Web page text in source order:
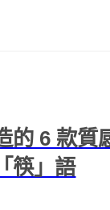
的 6 款質
筷」語